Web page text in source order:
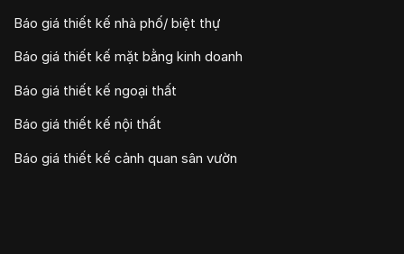
Báo giá thiết kế nhà phố/ biệt thự
Báo giá thiết kế mặt bằng kinh doanh
Báo giá thiết kế ngoại thất
Báo giá thiết kế nội thất
Báo giá thiết kế cảnh quan sân vườn